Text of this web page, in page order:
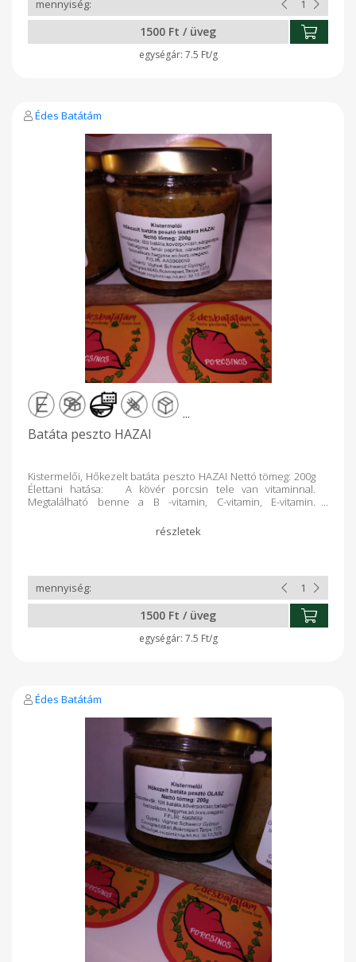
1500 Ft / üveg
7.5 Ft/g
Édes Batátám
...
Batáta peszto HAZAI
Kistermelői, Hőkezelt batáta peszto HAZAI Nettó tömeg: 200g
Élettani hatása: A kövér porcsin tele van vitaminnal.
Megtalálható benne a B -vitamin, C-vitamin, E-vitamin.
Összetevők: főtt batáta,kővérporcsin, sárgarépa, fehér
paprika, paradicsom, fokhagyma, bazslikom, hagyma,só,
melegszendvics krémnek, sült húsokhoz, zöldségköretek
színesítéséhez, nyers zöldségek mártogatósának.
1500 Ft / üveg
7.5 Ft/g
Édes Batátám